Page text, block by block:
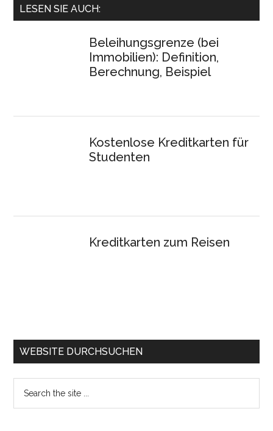
LESEN SIE AUCH:
Beleihungsgrenze (bei
Immobilien): Definition,
Berechnung, Beispiel
Kostenlose Kreditkarten für
Studenten
Kreditkarten zum Reisen
WEBSITE DURCHSUCHEN